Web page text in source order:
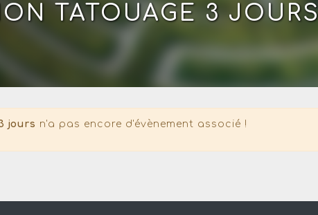
TATOUAGE 3 JOURS
jours n'a pas encore d'évènement associé !